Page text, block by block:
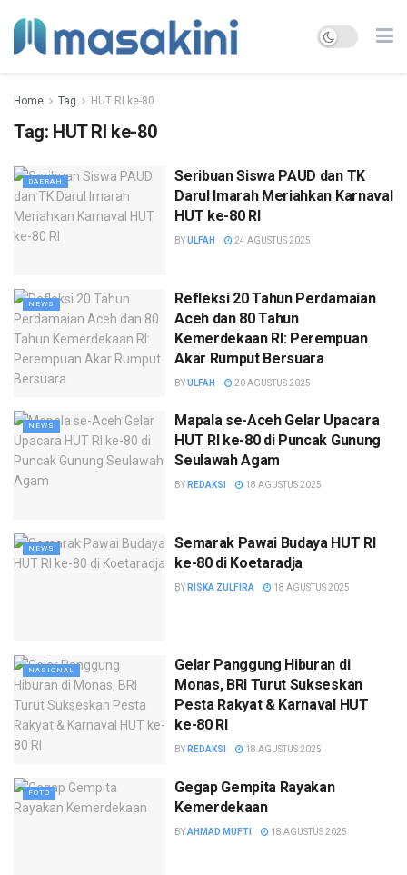
Home Tag HUT RI ke-80
Tag: HUT RI ke-80
DAERAH
Seribuan Siswa PAUD dan TK
Darul Imarah Meriahkan Karnaval
HUT ke-80 RI
BYULFAH 24 AGUSTUS 2025
NEWS
Refleksi 20 Tahun Perdamaian
Aceh dan 80 Tahun
Kemerdekaan RI: Perempuan
Akar Rumput Bersuara
BYULFAH 20 AGUSTUS 2025
NEWS
Mapala se-Aceh Gelar Upacara
HUT RI ke-80 di Puncak Gunung
Seulawah Agam
BY REDAKSI 18 AGUSTUS 2025
NEWS
Semarak Pawai Budaya HUT RI
ke-80 di Koetaradja
BY RISKA ZULFIRA 18 AGUSTUS 2025
NASIONAL
Gelar Panggung Hiburan di
Monas, BRI Turut Sukseskan
Pesta Rakyat & Karnaval HUT
ke-80 RI
BY REDAKSI 18 AGUSTUS 2025
FOTO
Gegap Gempita Rayakan
Kemerdekaan
BYAHMAD MUFTI 18 AGUSTUS 2025